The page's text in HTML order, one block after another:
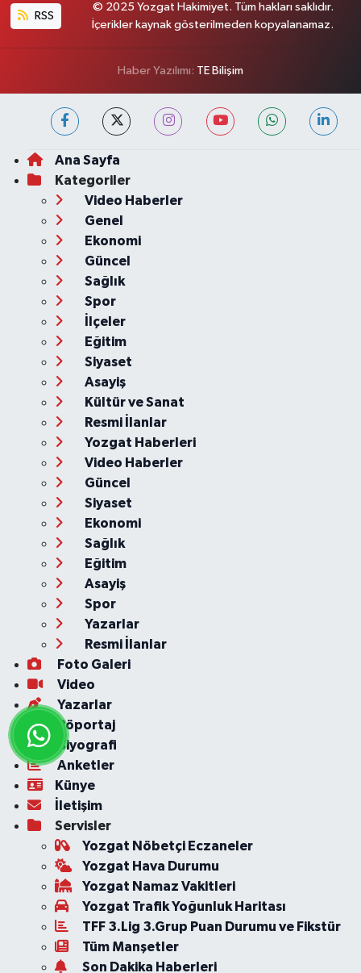
RSS
© 2025 Yozgat Hakimiyet. Tüm hakları saklıdır.
İçerikler kaynak gösterilmeden kopyalanamaz.
Haber Yazılımı: TE Bilişim
Ana Sayfa
Kategoriler
Video Haberler
Genel
Ekonomi
Güncel
Sağlık
Spor
İlçeler
Eğitim
Siyaset
Asayiş
Kültür ve Sanat
Resmi İlanlar
Yozgat Haberleri
Video Haberler
Güncel
Siyaset
Ekonomi
Sağlık
Eğitim
Asayiş
Spor
Yazarlar
Resmi İlanlar
Foto Galeri
Video
Yazarlar
Röportaj
Biyografi
Anketler
Künye
İletişim
Servisler
Yozgat Nöbetçi Eczaneler
Yozgat Hava Durumu
Yozgat Namaz Vakitleri
Yozgat Trafik Yoğunluk Haritası
TFF 3.Lig 3.Grup Puan Durumu ve Fikstür
Tüm Manşetler
Son Dakika Haberleri